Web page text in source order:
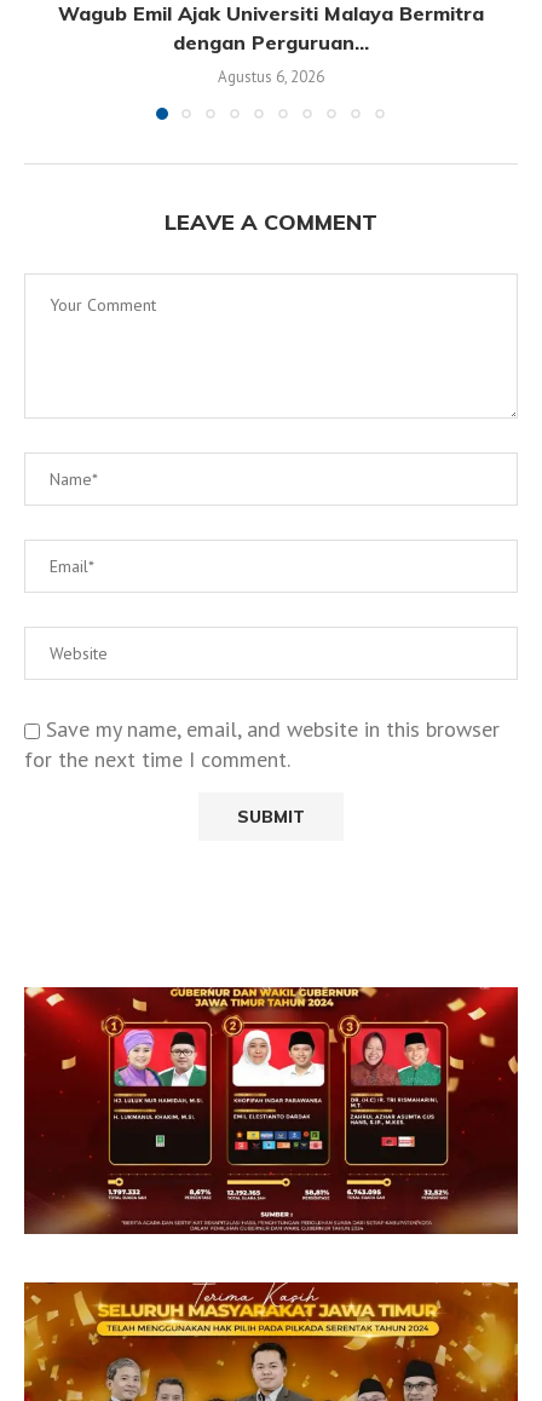
Wagub Emil Ajak Universiti Malaya Bermitra
dengan Perguruan...
Agustus 6, 2026
LEAVE A COMMENT
Save my name, email, and website in this browser
for the next time I comment.